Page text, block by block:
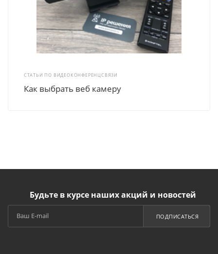
СТАТЬИ ПО ВИДЕОКОНФЕРЕНЦСВЯЗИ
Как выбрать веб камеру
Будьте в курсе наших акций и новостей
ПОДПИСАТЬСЯ